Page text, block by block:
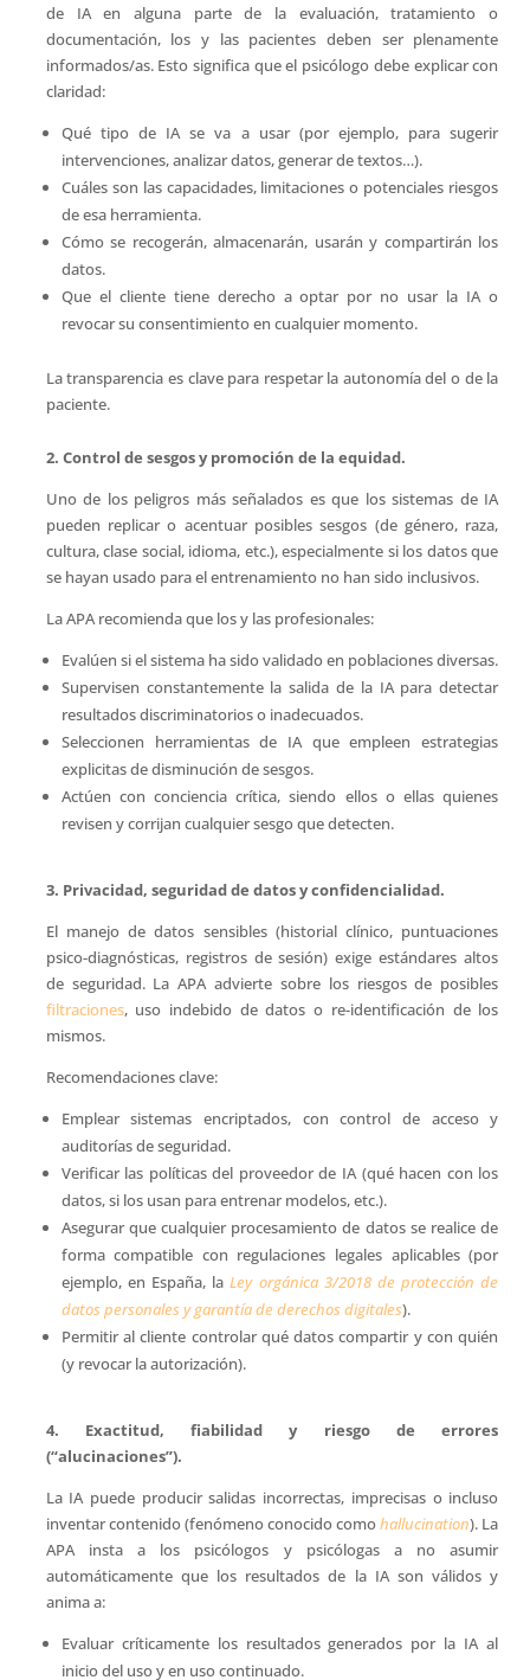
de IA en alguna parte de la evaluación, tratamiento o
documentación, los y las pacientes deben ser plenamente
informados/as. Esto significa que el psicólogo debe explicar con
claridad:
Qué tipo de IA se va a usar (por ejemplo, para sugerir
intervenciones, analizar datos, generar de textos…).
Cuáles son las capacidades, limitaciones o potenciales riesgos
de esa herramienta.
Cómo se recogerán, almacenarán, usarán y compartirán los
datos.
Que el cliente tiene derecho a optar por no usar la IA o
revocar su consentimiento en cualquier momento.
La transparencia es clave para respetar la autonomía del o de la
paciente.
2. Control de sesgos y promoción de la equidad.
Uno de los peligros más señalados es que los sistemas de IA
pueden replicar o acentuar posibles sesgos (de género, raza,
cultura, clase social, idioma, etc.), especialmente si los datos que
se hayan usado para el entrenamiento no han sido inclusivos.
La APA recomienda que los y las profesionales:
Evalúen si el sistema ha sido validado en poblaciones diversas.
Supervisen constantemente la salida de la IA para detectar
resultados discriminatorios o inadecuados.
Seleccionen herramientas de IA que empleen estrategias
explicitas de disminución de sesgos.
Actúen con conciencia crítica, siendo ellos o ellas quienes
revisen y corrijan cualquier sesgo que detecten.
3. Privacidad, seguridad de datos y confidencialidad.
El manejo de datos sensibles (historial clínico, puntuaciones
psico-diagnósticas, registros de sesión) exige estándares altos
de seguridad. La APA advierte sobre los riesgos de posibles
filtraciones, uso indebido de datos o re-identificación de los
mismos.
Recomendaciones clave:
Emplear sistemas encriptados, con control de acceso y
auditorías de seguridad.
Verificar las políticas del proveedor de IA (qué hacen con los
datos, si los usan para entrenar modelos, etc.).
Asegurar que cualquier procesamiento de datos se realice de
forma compatible con regulaciones legales aplicables (por
ejemplo, en España, laLey orgánica 3/2018 de protección de
datos personales y garantía de derechos digitales).
Permitir al cliente controlar qué datos compartir y con quién
(y revocar la autorización).
4. Exactitud, fiabilidad y riesgo de errores
(“alucinaciones”).
La IA puede producir salidas incorrectas, imprecisas o incluso
inventar contenido (fenómeno conocido comohallucination). La
APA insta a los psicólogos y psicólogas a no asumir
automáticamente que los resultados de la IA son válidos y
anima a:
Evaluar críticamente los resultados generados por la IA al
inicio del uso y en uso continuado.